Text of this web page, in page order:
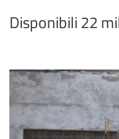
Disponibili 22